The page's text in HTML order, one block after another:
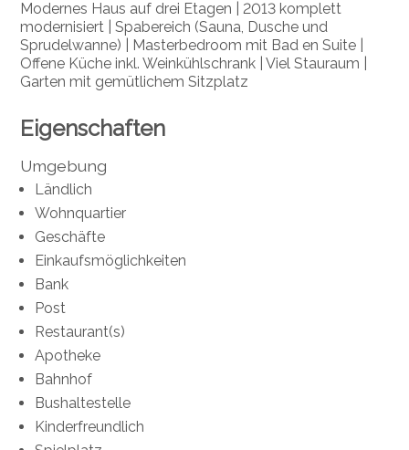
Modernes Haus auf drei Etagen
| 2013 komplett
modernisiert | Spabereich (Sauna, Dusche und
Sprudelwanne) | Masterbedroom mit Bad en Suite |
Offene Küche inkl. Weinkühlschrank | Viel Stauraum |
Garten mit gemütlichem Sitzplatz
Eigenschaften
Umgebung
Ländlich
Wohnquartier
Geschäfte
Einkaufsmöglichkeiten
Bank
Post
Restaurant(s)
Apotheke
Bahnhof
Bushaltestelle
Kinderfreundlich